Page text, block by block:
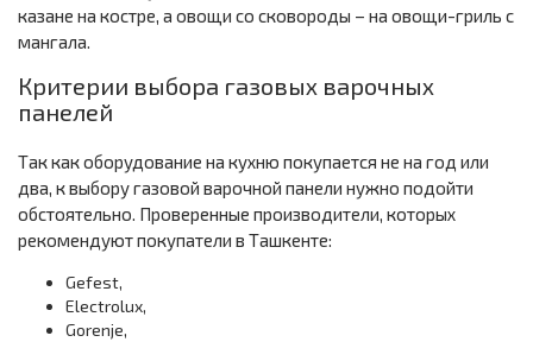
казане на костре, а овощи со сковороды – на овощи-гриль с
мангала.
Критерии выбора газовых варочных
панелей
Так как оборудование на кухню покупается не на год или
два, к выбору газовой варочной панели нужно подойти
обстоятельно. Проверенные производители, которых
рекомендуют покупатели в Ташкенте:
Gefest,
Electrolux,
Gorenje,